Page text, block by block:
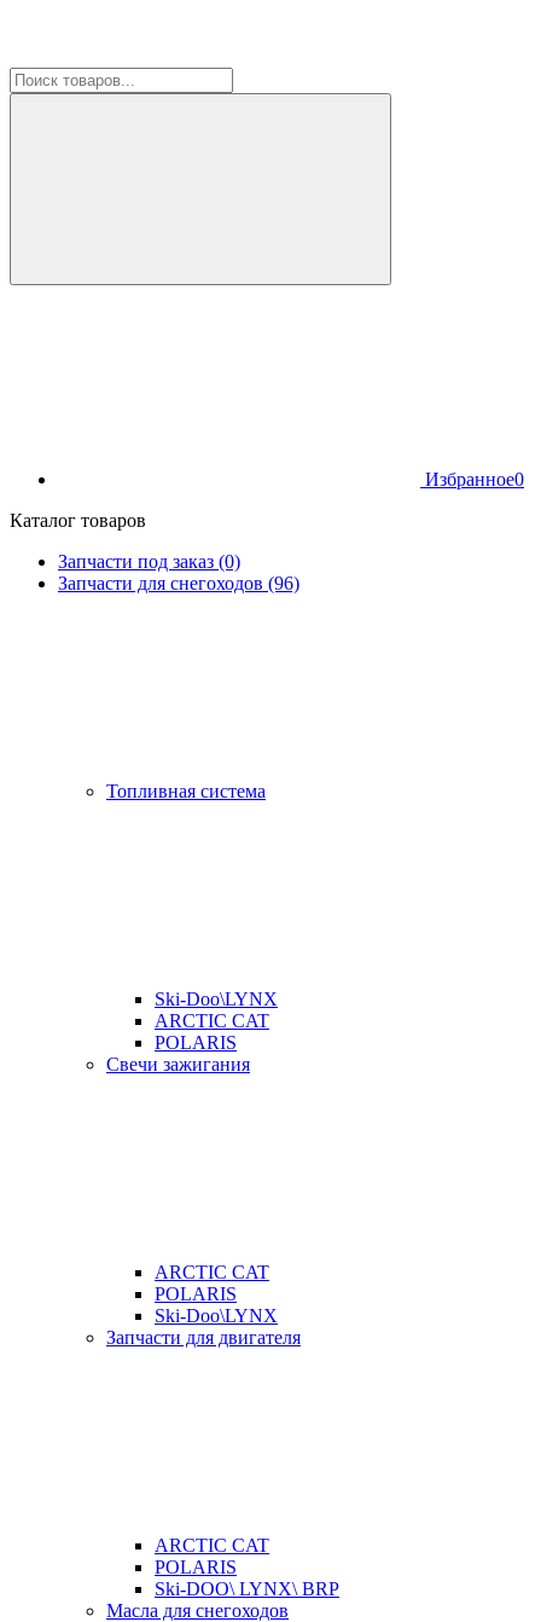
Избранное0
Каталог товаров
Запчасти под заказ (0)
Запчасти для снегоходов (96)
Топливная система
Ski-Doo\LYNX
ARCTIC CAT
POLARIS
Свечи зажигания
ARCTIC CAT
POLARIS
Ski-Doo\LYNX
Запчасти для двигателя
ARCTIC CAT
POLARIS
Ski-DOO\ LYNX\ BRP
Масла для снегоходов